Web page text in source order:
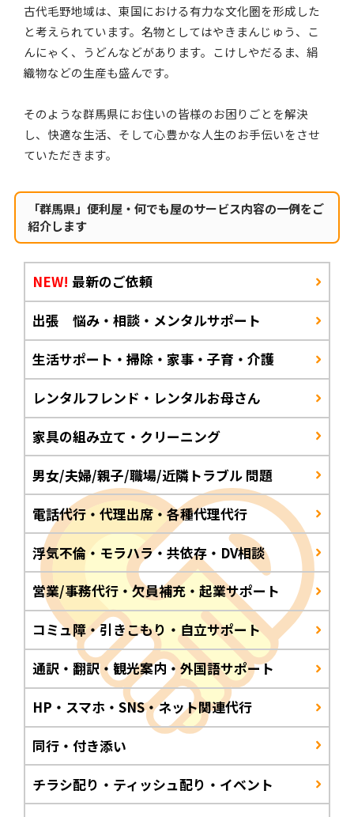
古代毛野地域は、東国における有力な文化圏を形成した
と考えられています。名物としてはやきまんじゅう、こ
んにゃく、うどんなどがあります。こけしやだるま、絹
織物などの生産も盛んです。
そのような群馬県にお住いの皆様のお困りごとを解決
し、快適な生活、そして心豊かな人生のお手伝いをさせ
ていただきます。
「群馬県」便利屋・何でも屋のサービス内容の一例をご
紹介します
NEW! 最新のご依頼
出張 悩み・相談・メンタルサポート
生活サポート・掃除・家事・子育・介護
レンタルフレンド・レンタルお母さん
家具の組み立て・クリーニング
男女/夫婦/親子/職場/近隣トラブル 問題
電話代行・代理出席・各種代理代行
浮気不倫・モラハラ・共依存・DV相談
営業/事務代行・欠員補充・起業サポート
コミュ障・引きこもり・自立サポート
通訳・翻訳・観光案内・外国語サポート
HP・スマホ・SNS・ネット関連代行
同行・付き添い
チラシ配り・ティッシュ配り・イベント